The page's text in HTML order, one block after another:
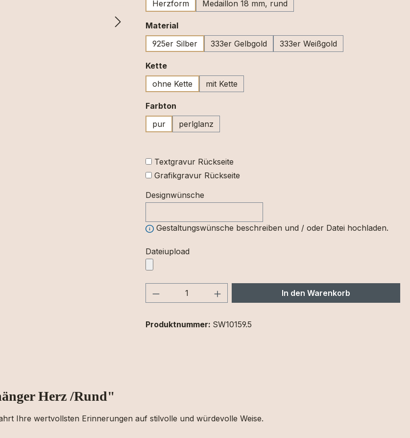
Herzform
Medaillon 18 mm, rund
Materialauswählen
925er Silber
333er Gelbgold 333er Weißgold
Ketteauswählen
ohne Kette
mit Kette
Farbton
pur
perlglanz
Textgravur Rückseite
Grafikgravur Rückseite
Designwünsche
Gestaltungswünsche beschreiben und / oder Datei hochladen.
Dateiupload
Produkt Anzahl: Gib den gewünschten Wert
In den Warenkorb
Produktnummer: SW10159.5
Herz /Rund"
Ihre wertvollsten Erinnerungen auf stilvolle und würdevolle Weise.